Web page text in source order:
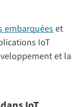
embarquées et
IoT
et la